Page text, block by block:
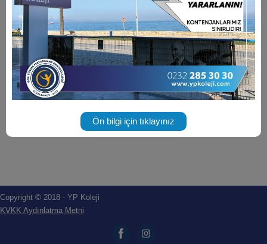
Copyright © 2018 - YP Koleji
KVKK Aydınlatma Metni
Ön bilgi için tıklayınız